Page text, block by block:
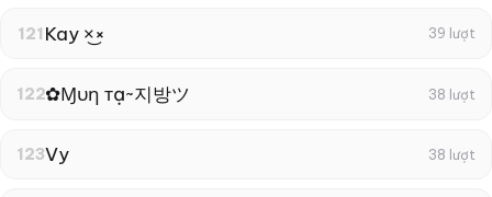
121 Kay ×͜× 39 lượt
122✿Ɱυη тạ~지방ツ 38 lượt
123Vy 38 lượt